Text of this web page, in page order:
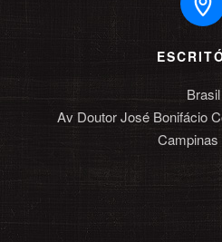
Brasil
Av Doutor José Bonifácio
Campinas